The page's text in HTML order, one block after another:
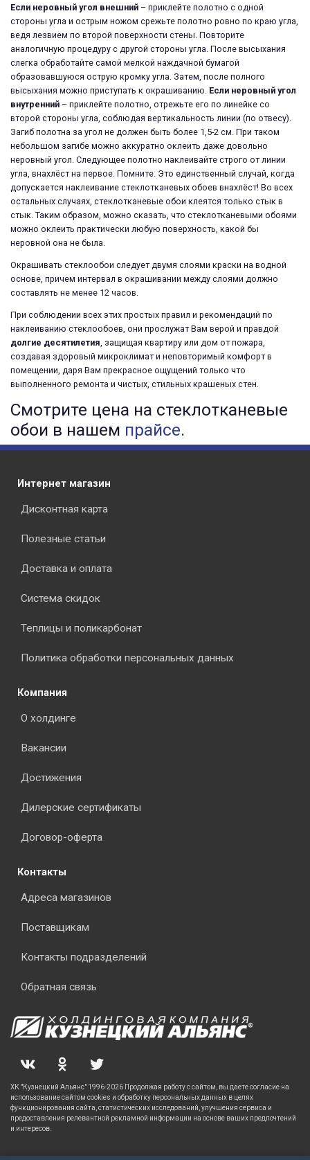
Если неровный угол внешний – приклейте полотно с одной
стороны угла и острым ножом срежьте полотно ровно по краю угла,
ведя лезвием по второй поверхности стены. Повторите
аналогичную процедуру с другой стороны угла. После высыхания
слегка обработайте самой мелкой наждачной бумагой
образовавшуюся острую кромку угла. Затем, после полного
высыхания можно приступать к окрашиванию. Если неровный угол
внутренний – приклейте полотно, отрежьте его по линейке со
второй стороны угла, соблюдая вертикальность линии (по отвесу).
Загиб полотна за угол не должен быть более 1,5-2 см. При таком
небольшом загибе можно аккуратно оклеить даже довольно
неровный угол. Следующее полотно наклеивайте строго от линии
угла, внахлёст на первое. Помните. Это единственный случай, когда
допускается наклеивание стеклотканевых обоев внахлёст! Во всех
остальных случаях, стеклотканевые обои клеятся только стык в
стык. Таким образом, можно сказать, что стеклотканевыми обоями
можно оклеить практически любую поверхность, какой бы
неровной она не была.
Окрашивать стеклообои следует двумя слоями краски на водной
основе, причем интервал в окрашивании между слоями должно
составлять не менее 12 часов.
При соблюдении всех этих простых правил и рекомендаций по
наклеиванию стеклообоев, они прослужат Вам верой и правдой
долгие десятилетия, защищая квартиру или дом от пожара,
создавая здоровый микроклимат и неповторимый комфорт в
помещении, даря Вам прекрасное ощущений только что
выполненного ремонта и чистых, стильных крашеных стен.
Смотрите цена на стеклотканевые
обои в нашем прайсе.
Интернет магазин
Дисконтная карта
Полезные статьи
Доставка и оплата
Система скидок
Теплицы и поликарбонат
Политика обработки персональных данных
Компания
О холдинге
Вакансии
Достижения
Дилерские сертификаты
Договор-оферта
Контакты
Адреса магазинов
Поставщикам
Контакты подразделений
Обратная связь
ХК "Кузнецкий Альянс" 1996-2026 Продолжая работу с сайтом, вы даете согласие на
использование сайтом cookies и обработку персональных данных в целях
функционирования сайта, статистических исследований, улучшения сервиса и
предоставления релевантной рекламной информации на основе ваших предпочтений
и интересов.